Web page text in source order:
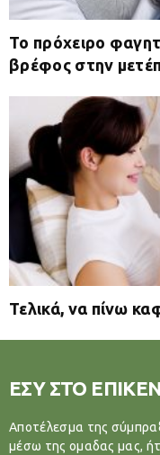
Το πρόχειρο
βρέφος στην
Τελικά, να πίνω
ΕΣΥ ΣΤΟ
Αποτέλεσμα της
μέσω της ομαδας μας,